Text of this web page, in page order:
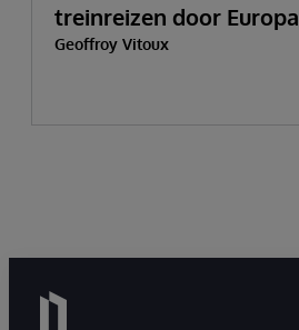
treinreizen door Europa
Geoffroy Vitoux